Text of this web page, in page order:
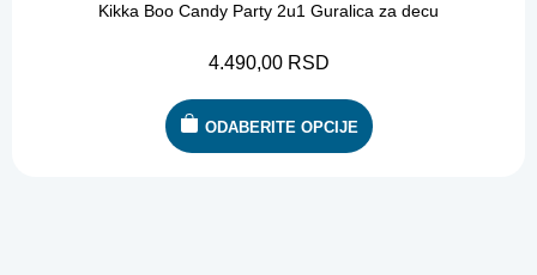
Kikka Boo Candy Party 2u1 Guralica za decu
4.490,00 RSD
ODABERITE OPCIJE